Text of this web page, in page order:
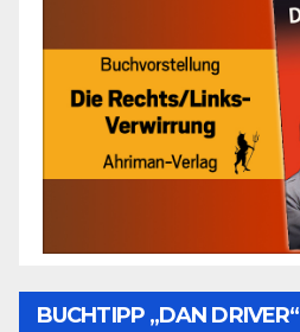
BUCHTIPP „DAN DRIVER“